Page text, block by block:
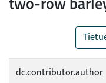
dc.contributor.author